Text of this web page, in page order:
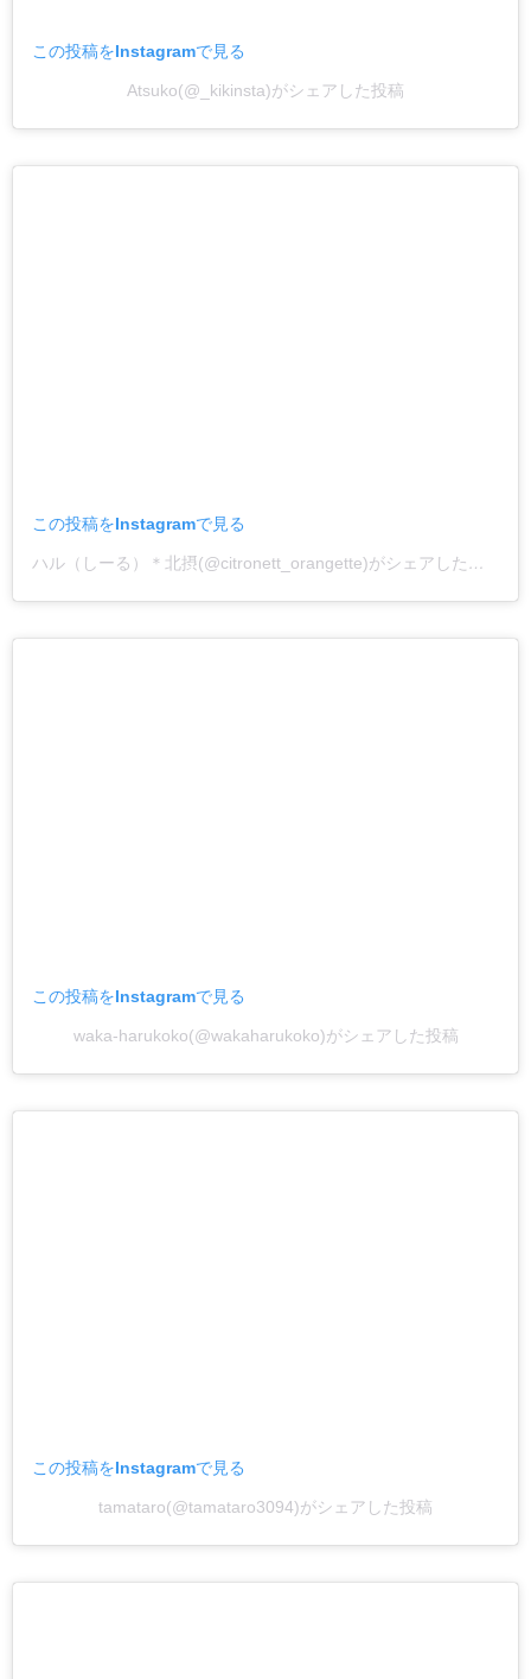
この投稿をInstagramで見る
Atsuko(@_kikinsta)がシェアした投稿
この投稿をInstagramで見る
ハル（しーる）＊北摂(@citronett_orangette)がシェアした投稿
この投稿をInstagramで見る
waka-harukoko(@wakaharukoko)がシェアした投稿
この投稿をInstagramで見る
tamataro(@tamataro3094)がシェアした投稿